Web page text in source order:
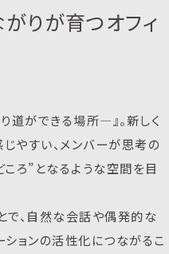
りが育つオフィ
ができる場所―』。新しく
やすい、メンバーが思考の
ろ”となるような空間を目
で、自然な会話や偶発的な
ョンの活性化につながるこ